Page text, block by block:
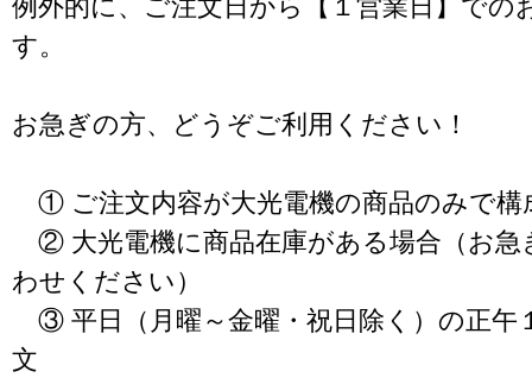
例外的に、ご注文日から【１営業日】での
す。
お急ぎの方、どうぞご利用ください！
① ご注文内容が大光電機の商品のみで構
② 大光電機に商品在庫がある場合（お急
わせください）
③ 平日（月曜～金曜・祝日除く）の正午
文